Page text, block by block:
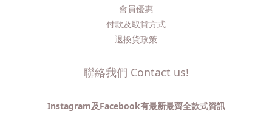
會員優惠
付款及取貨方式
退換貨政策
聯絡我們 Contact us!
Instagram及Facebook有最新最齊全款式資訊